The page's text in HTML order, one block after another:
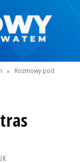
»
Rozmowy pod